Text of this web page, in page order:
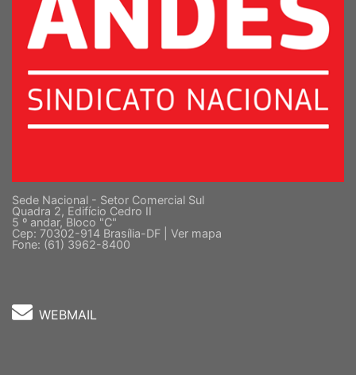
Sede Nacional - Setor Comercial Sul
Quadra 2, Edifício Cedro II
5 º andar, Bloco "C"
Cep: 70302-914 Brasília-DF | Ver mapa
Fone: (61) 3962-8400
WEBMAIL